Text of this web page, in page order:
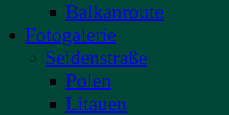
Balkanroute
Fotogalerie
Seidenstraße
Polen
Litauen